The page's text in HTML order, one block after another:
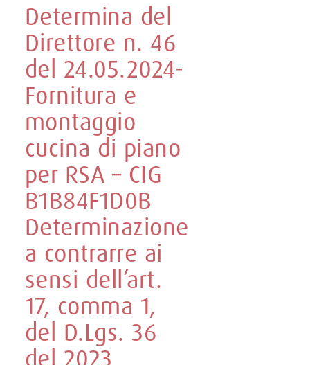
Determina del
Direttore n. 46
del 24.05.2024-
Fornitura e
montaggio
cucina di piano
per RSA – CIG
B1B84F1D0B
Determinazione
a contrarre ai
sensi dell’art.
17, comma 1,
del D.Lgs. 36